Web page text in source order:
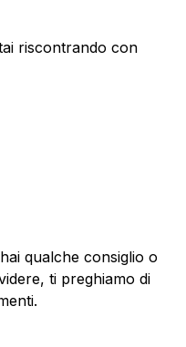
riscontrando con
qualche consiglio o
ti preghiamo di